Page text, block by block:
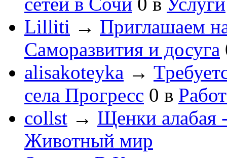
Lilliti → Приглашаем
Саморазвития и досуга
alisakoteyka →
села Прогресс 0 в
collst → Щенки алабая
Животный мир